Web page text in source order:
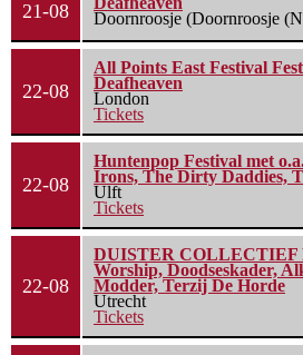
21-08
Doornroosje (Doornroosje
22-08
All Points East Festival
Deafheaven
London
Tickets
22-08
Huntenpop Festival met
Irons, The Dirty Daddies,
Ulft
Tickets
22-08
DUISTER COLLECTIEF
Worship, Doodseskader,
Modder, Terzij De Horde
Utrecht
Tickets